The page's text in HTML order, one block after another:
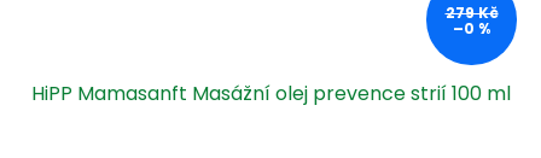
279 Kč
–0 %
HiPP Mamasanft Masážní olej prevence strií 100 ml